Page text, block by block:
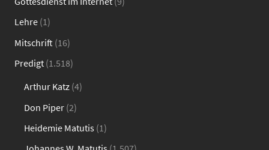
Lehre (1)
Mitschrift (16)
Predigt (1.518)
Arthur Katz (4)
Don Piper (2)
Heidemie Matutis (1)